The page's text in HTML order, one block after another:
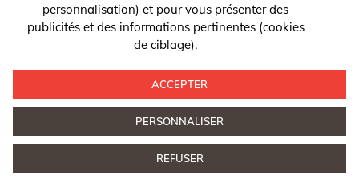
personnalisation) et pour vous présenter des
publicités et des informations pertinentes (cookies
de ciblage).
ACCEPTER
PERSONNALISER
REFUSER
Compte
Vous avez des questions, des remarques ou des
suggestions ?
Contactez-nous
Suivez-nous
- © 2026 Tacante. Tous droits réservés
Conception